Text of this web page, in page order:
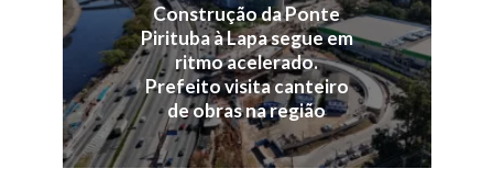
Construção da Ponte
Pirituba à Lapa segue em
ritmo acelerado.
Prefeito visita canteiro
de obras na região